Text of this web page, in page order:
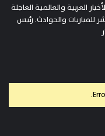
العربية والعالمية العاجلة
للمباريات والحوادث. رئيس